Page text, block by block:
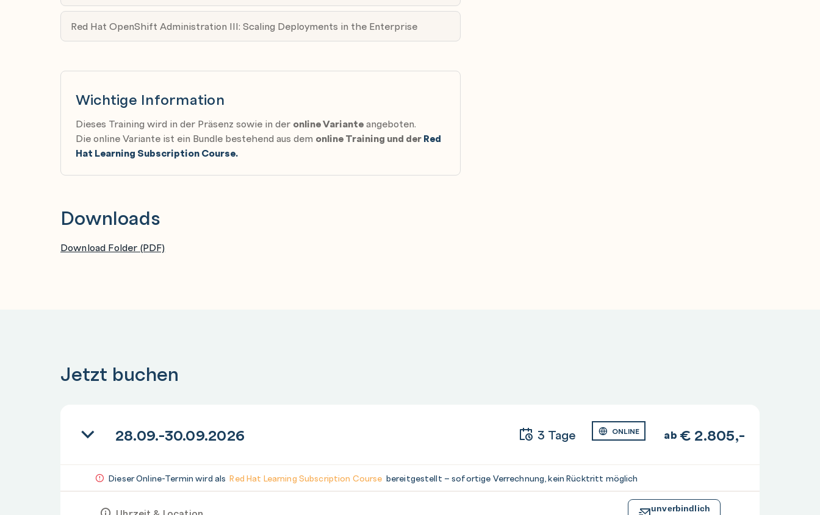
Red Hat OpenShift Administration III: Scaling Deployments in the Enterprise
Wichtige Information
Dieses Training wird in der Präsenz sowie in der online Varianteangeboten.
Die online Variante ist ein Bundle bestehend aus dem online Training und derRed
Hat Learning Subscription Course.
Downloads
Download Folder (PDF)
Jetzt buchen
28.09.-30.09.2026 3 Tage ONLINE ab € 2.805,-
Dieser Online-Termin wird alsRed Hat Learning Subscription Course bereitgestellt – sofortige Verrechnung, kein Rücktritt möglich
unverbindlich